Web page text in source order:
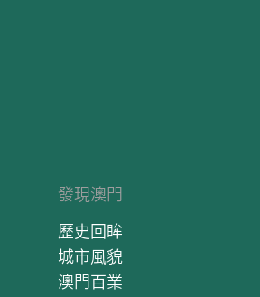
發現澳門
歷史回眸
城市風貌
澳門百業